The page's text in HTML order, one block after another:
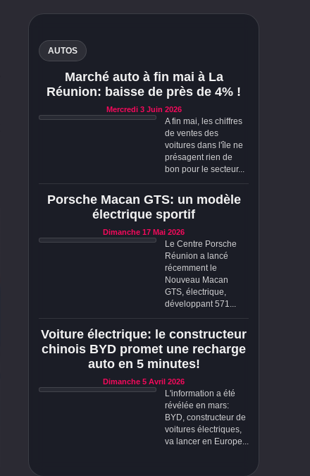
AUTOS
Marché auto à fin mai à La
Réunion: baisse de près de 4% !
Mercredi 3 Juin 2026
A fin mai, les chiffres
de ventes des
voitures dans l'île ne
présagent rien de
bon pour le secteur...
Porsche Macan GTS: un modèle
électrique sportif
Dimanche 17 Mai 2026
Le Centre Porsche
Réunion a lancé
récemment le
Nouveau Macan
GTS, électrique,
développant 571...
Voiture électrique: le constructeur
chinois BYD promet une recharge
auto en 5 minutes!
Dimanche 5 Avril 2026
L'information a été
révélée en mars:
BYD, constructeur de
voitures électriques,
va lancer en Europe...